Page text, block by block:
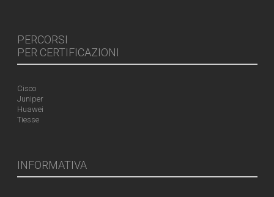
PERCORSI
PER CERTIFICAZIONI
Cisco
Juniper
Huawei
Tiesse
INFORMATIVA